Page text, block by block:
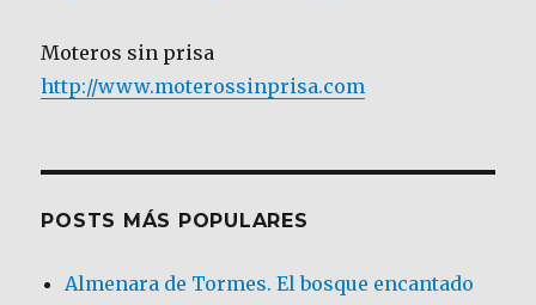
Moteros sin prisa
http://www.moterossinprisa.com
POSTS MÁS POPULARES
Almenara de Tormes. El bosque encantado